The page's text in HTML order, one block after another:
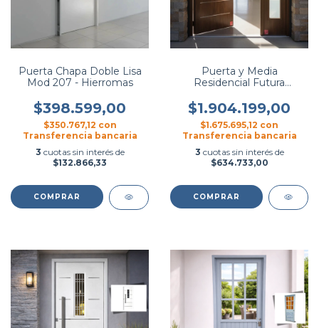
Puerta Chapa Doble Lisa
Mod 207 - Hierromas
$398.599,00
$350.767,12 con
Transferencia bancaria
3 cuotas sin interés de
$132.866,33
COMPRAR
Puerta y Media
Residencial Futura
$1.904.199,00
$1.675.695,12 con
Transferencia bancaria
3 cuotas sin interés de
$634.733,00
COMPRAR